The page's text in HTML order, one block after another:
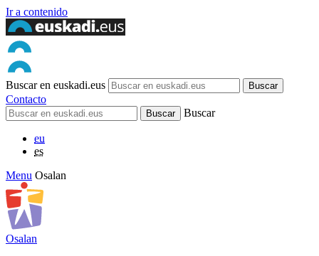
Ir a contenido
Buscar en euskadi.eus
Contacto
Buscar
eu
es
Menu Osalan
Osalan